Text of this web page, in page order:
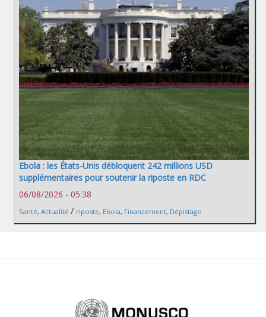
Ebola : les États-Unis débloquent 242 millions USD
supplémentaires pour soutenir la riposte en RDC
06/08/2026 - 05:38
Santé, Actualité / riposte, Ebola, Financement, Dépistage